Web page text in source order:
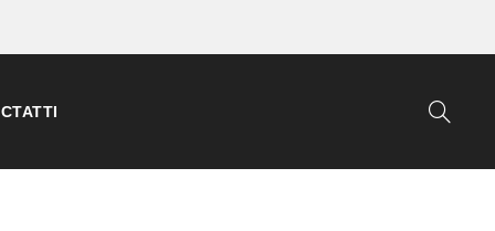
СТАТТІ